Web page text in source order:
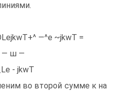
—^e ~jkwT =
— ш —
- jkwT
во второй сумме к на